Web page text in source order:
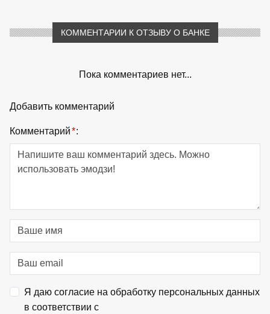
КОММЕНТАРИИ К ОТЗЫВУ О БАНКЕ
Пока комментариев нет...
Добавить комментарий
Комментарий*:
Я даю согласие на обработку персональных данных
в соответствии с